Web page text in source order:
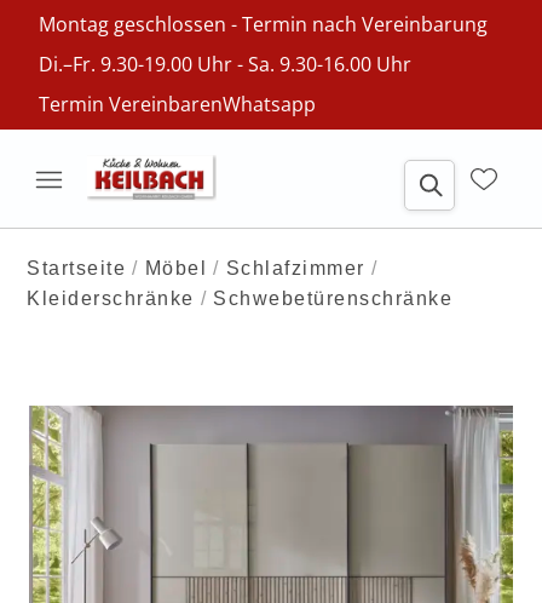
Montag geschlossen - Termin nach Vereinbarung
Di.–Fr. 9.30-19.00 Uhr - Sa. 9.30-16.00 Uhr
Termin VereinbarenWhatsapp
Startseite Möbel
Schlafzimmer
Kleiderschränke
Schwebetürenschränke